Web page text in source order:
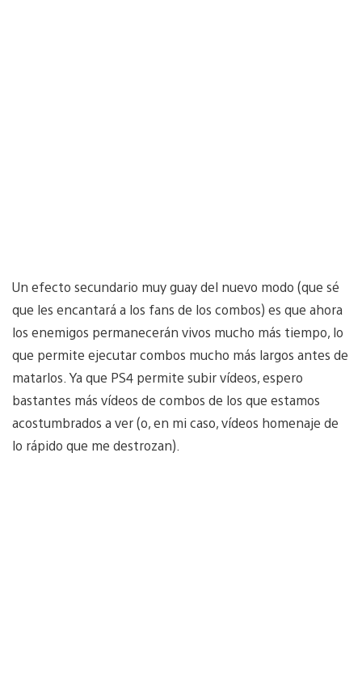
Un efecto secundario muy guay del nuevo modo (que sé
que les encantará a los fans de los combos) es que ahora
los enemigos permanecerán vivos mucho más tiempo, lo
que permite ejecutar combos mucho más largos antes de
matarlos. Ya que PS4 permite subir vídeos, espero
bastantes más vídeos de combos de los que estamos
acostumbrados a ver (o, en mi caso, vídeos homenaje de
lo rápido que me destrozan).